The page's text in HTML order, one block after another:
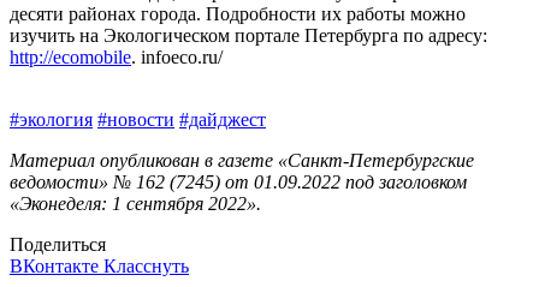
десяти районах города. Подробности их работы можно
изучить на Экологическом портале Петербурга по адресу:
http://ecomobile. infoeco.ru/
#экология #новости #дайджест
Материал опубликован в газете «Санкт-Петербургские
ведомости» № 162 (7245) от 01.09.2022 под заголовком
«Эконеделя: 1 сентября 2022».
Поделиться
ВКонтакте Класснуть